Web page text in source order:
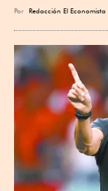
Por Redacción El Economista